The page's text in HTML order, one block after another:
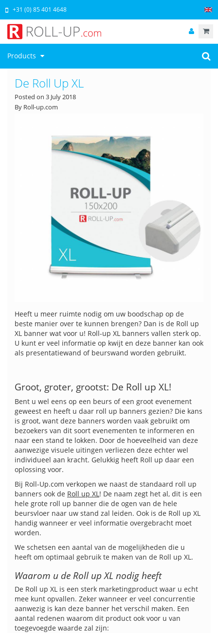
Products
+31 (0) 85 401 4648
De Roll Up XL
Posted on 3 July 2018
By Roll-up.com
Heeft u meer ruimte nodig om uw boodschap op de
beste manier over te kunnen brengen? Dan is de Roll up
XL banner wat voor u! Roll-up XL banners vallen sterk op.
U kunt er veel informatie op kwijt en deze banner kan ook
als presentatiewand of beurswand worden gebruikt.
Groot, groter, grootst: De Roll up XL!
Bent u wel eens op een beurs of een groot evenement
geweest en heeft u daar roll up banners gezien? Die kans
is groot, want deze banners worden vaak gebruikt om
bezoekers van dit soort evenementen te informeren en
naar een stand te lokken. Door de hoeveelheid van deze
aanwezige visuele uitingen verliezen deze echter wel
individueel aan kracht. Gelukkig heeft Roll up daar een
oplossing voor.
Bij Roll-Up.com verkopen we naast de standaard roll up
banners ook de Roll up XL! De naam zegt het al, dit is een
hele grote roll up banner die de ogen van de hele
beursvloer naar uw stand zal leiden. Ook is de Roll up XL
handig wanneer er veel informatie overgebracht moet
worden.
We schetsen een aantal van de mogelijkheden die u
heeft om optimaal gebruik te maken van de Roll up XL.
Waarom u de Roll up XL nodig heeft
De Roll up XL is een sterk marketingproduct waar u echt
mee kunt opvallen. Zeker wanneer er veel concurrentie
aanwezig is kan deze banner het verschil maken. Een
aantal redenen waarom dit product ook voor u van
toegevoegde waarde zal zijn: